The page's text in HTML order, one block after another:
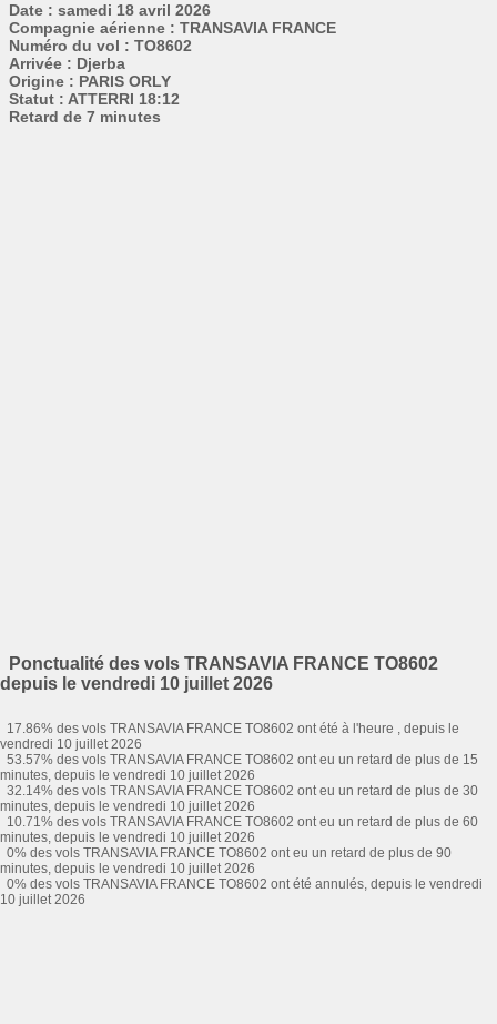
Date : samedi 18 avril 2026
Compagnie aérienne : TRANSAVIA FRANCE
Numéro du vol : TO8602
Arrivée : Djerba
Origine : PARIS ORLY
Statut : ATTERRI 18:12
Retard de 7 minutes
Ponctualité des vols TRANSAVIA FRANCE TO8602
depuis le vendredi 10 juillet 2026
17.86% des vols TRANSAVIA FRANCE TO8602 ont été à l'heure , depuis le
vendredi 10 juillet 2026
53.57% des vols TRANSAVIA FRANCE TO8602 ont eu un retard de plus de 15
minutes, depuis le vendredi 10 juillet 2026
32.14% des vols TRANSAVIA FRANCE TO8602 ont eu un retard de plus de 30
minutes, depuis le vendredi 10 juillet 2026
10.71% des vols TRANSAVIA FRANCE TO8602 ont eu un retard de plus de 60
minutes, depuis le vendredi 10 juillet 2026
0% des vols TRANSAVIA FRANCE TO8602 ont eu un retard de plus de 90
minutes, depuis le vendredi 10 juillet 2026
0% des vols TRANSAVIA FRANCE TO8602 ont été annulés, depuis le vendredi
10 juillet 2026